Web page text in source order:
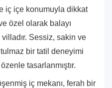
iç içe konumuyla dikkat
özel olarak balayı
Sessiz, sakin ve
bir tatil deneyimi
tasarlanmıştır.
iç mekanı, ferah bir